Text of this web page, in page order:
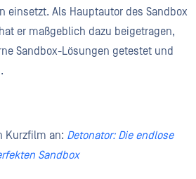
einsetzt. Als Hauptautor des Sandbox
er maßgeblich dazu beigetragen,
Sandbox-Lösungen getestet und
Kurzfilm an: Detonator: Die endlose
Sandbox